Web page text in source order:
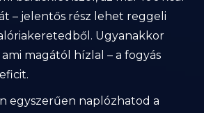
– jelentős rész lehet reggeli
Ugyanakkor
magától hízlal – a fogyás
egyszerűen naplózhatod a